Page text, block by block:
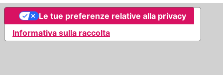
Informativa sulla raccolta
Le tue preferenze relative alla privacy